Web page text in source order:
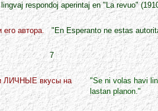
respondoj aperintaj en "La revuo"
его автора. "En Esperanto ne estas
7
ЛИЧHЫЕ вкусы на
"Se ni volas havi
lastan planon."